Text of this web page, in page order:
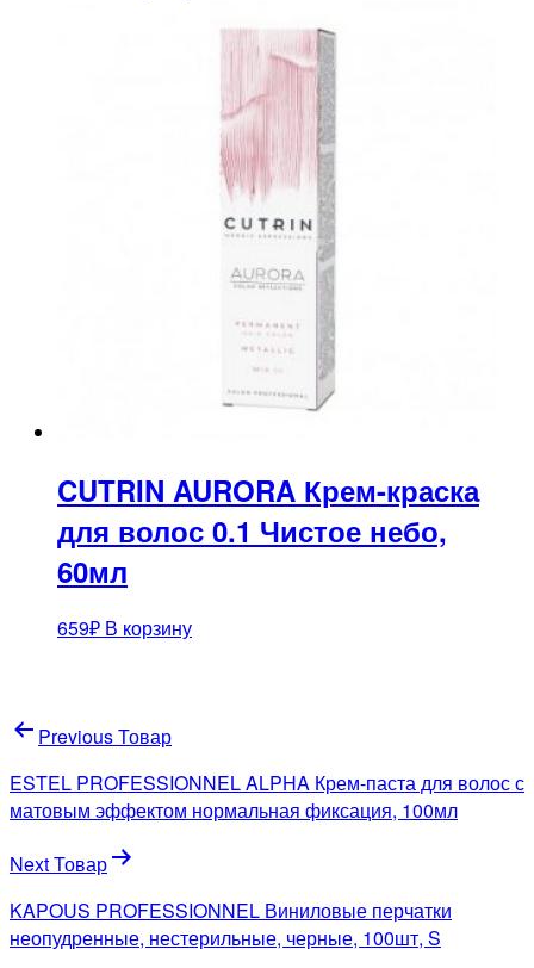
CUTRIN AURORA Крем-краска
для волос 0.1 Чистое небо,
60мл
659₽ В корзину
Навигация
по
записям
Previous Товар
ESTEL PROFESSIONNEL ALPHA Крем-паста для волос с
матовым эффектом нормальная фиксация, 100мл
Next Товар
KAPOUS PROFESSIONNEL Виниловые перчатки
неопудренные, нестерильные, черные, 100шт, S